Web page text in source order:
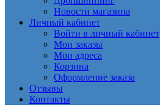
Новости магазина
Личный кабинет
Войти в личный кабинет
Мои заказы
Мои адреса
Корзина
Оформление заказа
Отзывы
Контакты